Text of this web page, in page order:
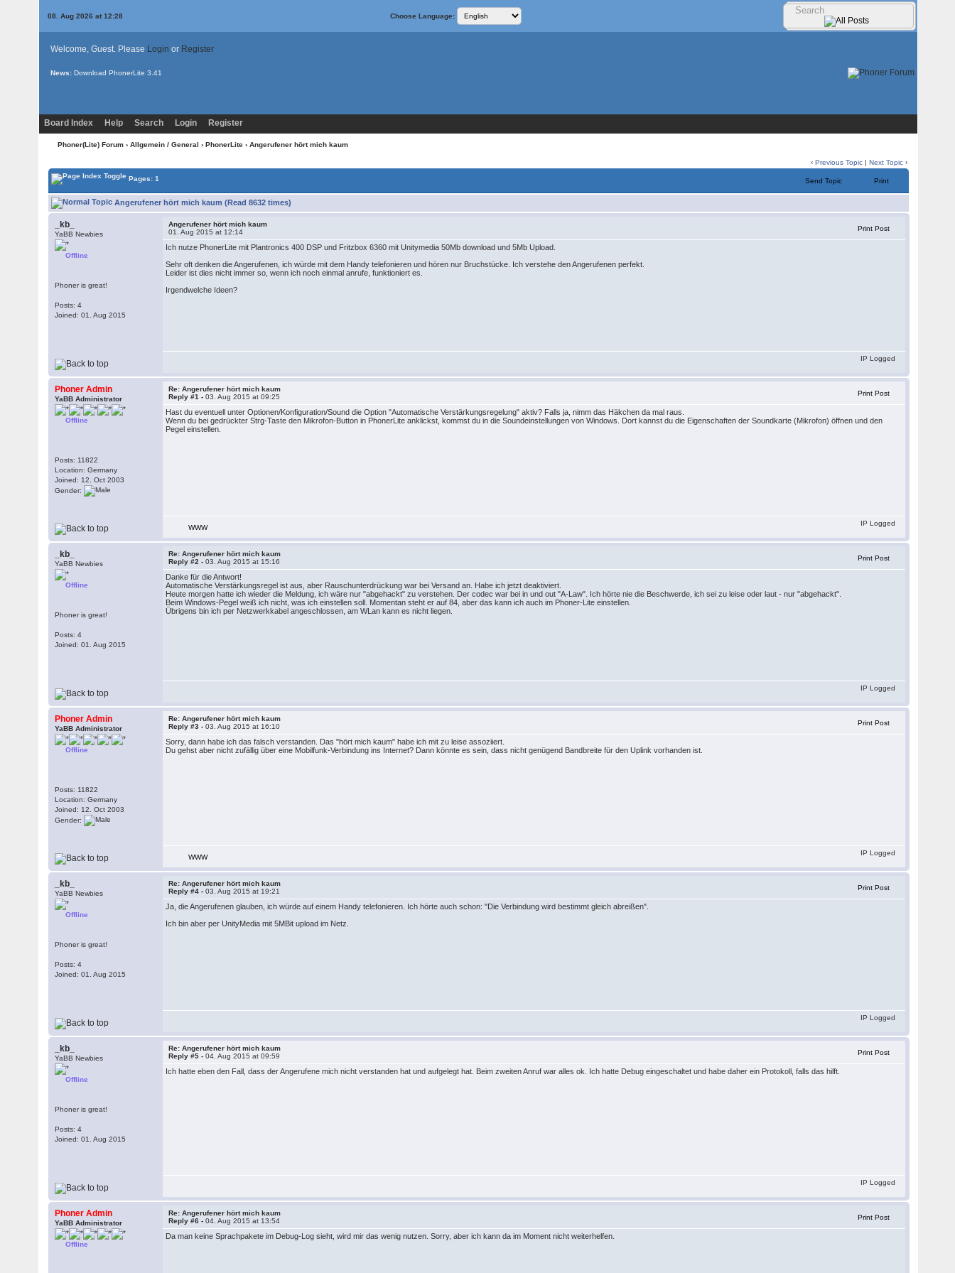
08. Aug 2026 at 12:28 Choose Language:
Welcome, Guest. Please Login or Register
News: Download PhonerLite 3.41
Board Index Help Search Login Register
Phoner(Lite) Forum › Allgemein / General › PhonerLite › Angerufener hört mich kaum
‹Previous Topic |Next Topic ›
Pages: 1 Send Topic Print
Angerufener hört mich kaum (Read 8632 times)
_kb_
YaBB Newbies
Offline
Phoner is great!
Posts: 4
Joined: 01. Aug 2015
Angerufener hört mich kaum
01. Aug 2015 at 12:14
Print Post
Ich nutze PhonerLite mit Plantronics 400 DSP und Fritzbox 6360 mit Unitymedia 50Mb download und 5Mb Upload.
Sehr oft denken die Angerufenen, ich würde mit dem Handy telefonieren und hören nur Bruchstücke. Ich verstehe den Angerufenen perfekt.
Leider ist dies nicht immer so, wenn ich noch einmal anrufe, funktioniert es.
Irgendwelche Ideen?
IP Logged
Phoner Admin
YaBB Administrator
Offline
Posts: 11822
Location: Germany
Joined: 12. Oct 2003
Gender:
Re: Angerufener hört mich kaum
Reply #1 -03. Aug 2015 at 09:25 Print Post
Hast du eventuell unter Optionen/Konfiguration/Sound die Option "Automatische Verstärkungsregelung" aktiv? Falls ja, nimm das Häkchen da mal raus.
Wenn du bei gedrückter Strg-Taste den Mikrofon-Button in PhonerLite anklickst, kommst du in die Soundeinstellungen von Windows. Dort kannst du die Eigenschaften der Soundkarte (Mikrofon) öffnen und den
Pegel einstellen.
WWW
IP Logged
_kb_
YaBB Newbies
Offline
Phoner is great!
Posts: 4
Joined: 01. Aug 2015
Re: Angerufener hört mich kaum
Reply #2 -03. Aug 2015 at 15:16 Print Post
Danke für die Antwort!
Automatische Verstärkungsregel ist aus, aber Rauschunterdrückung war bei Versand an. Habe ich jetzt deaktiviert.
Heute morgen hatte ich wieder die Meldung, ich wäre nur "abgehackt" zu verstehen. Der codec war bei in und out "A-Law". Ich hörte nie die Beschwerde, ich sei zu leise oder laut - nur "abgehackt".
Beim Windows-Pegel weiß ich nicht, was ich einstellen soll. Momentan steht er auf 84, aber das kann ich auch im Phoner-Lite einstellen.
Übrigens bin ich per Netzwerkkabel angeschlossen, am WLan kann es nicht liegen.
IP Logged
Phoner Admin
YaBB Administrator
Offline
Posts: 11822
Location: Germany
Joined: 12. Oct 2003
Gender:
Re: Angerufener hört mich kaum
Reply #3 -03. Aug 2015 at 16:10 Print Post
Sorry, dann habe ich das falsch verstanden. Das "hört mich kaum" habe ich mit zu leise assoziiert.
Du gehst aber nicht zufällig über eine Mobilfunk-Verbindung ins Internet? Dann könnte es sein, dass nicht genügend Bandbreite für den Uplink vorhanden ist.
WWW
IP Logged
_kb_
YaBB Newbies
Offline
Phoner is great!
Posts: 4
Joined: 01. Aug 2015
Re: Angerufener hört mich kaum
Reply #4 -03. Aug 2015 at 19:21 Print Post
Ja, die Angerufenen glauben, ich würde auf einem Handy telefonieren. Ich hörte auch schon: "Die Verbindung wird bestimmt gleich abreißen".
Ich bin aber per UnityMedia mit 5MBit upload im Netz.
IP Logged
_kb_
YaBB Newbies
Offline
Phoner is great!
Posts: 4
Joined: 01. Aug 2015
Re: Angerufener hört mich kaum
Reply #5 -04. Aug 2015 at 09:59 Print Post
Ich hatte eben den Fall, dass der Angerufene mich nicht verstanden hat und aufgelegt hat. Beim zweiten Anruf war alles ok. Ich hatte Debug eingeschaltet und habe daher ein Protokoll, falls das hilft.
IP Logged
Phoner Admin
YaBB Administrator
Offline
Re: Angerufener hört mich kaum
Reply #6 -04. Aug 2015 at 13:54 Print Post
Da man keine Sprachpakete im Debug-Log sieht, wird mir das wenig nutzen. Sorry, aber ich kann da im Moment nicht weiterhelfen.